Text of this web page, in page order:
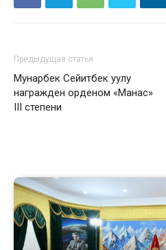
Предыдущая статья
Мунарбек Сейитбек уулу
награжден орденом «Манас»
III степени